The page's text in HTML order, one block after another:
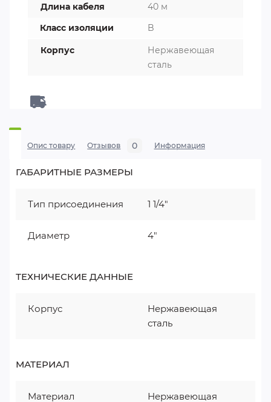
Длина кабеля
40 м
Класс изоляции
B
Корпус
Нержавеющая
сталь
Опис товару Отзывов 0 Информация
ГАБАРИТНЫЕ РАЗМЕРЫ
Тип присоединения 1 1/4"
Диаметр 4"
ТЕХНИЧЕСКИЕ ДАННЫЕ
Корпус
Нержавеющая
сталь
МАТЕРИАЛ
Материал Нержавеющая